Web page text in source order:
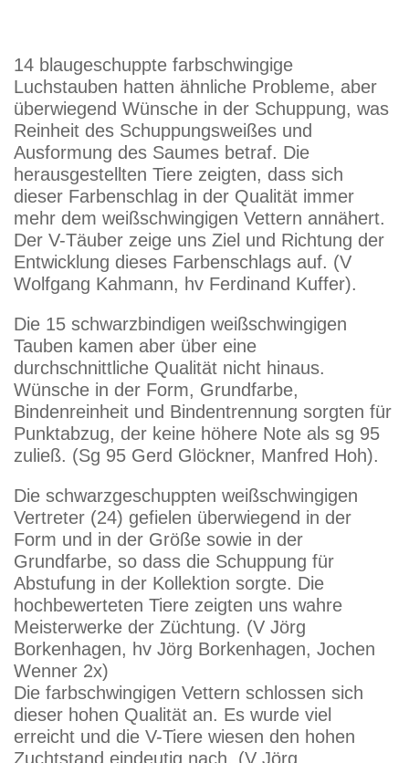
14 blaugeschuppte farbschwingige
Luchstauben hatten ähnliche Probleme, aber
überwiegend Wünsche in der Schuppung, was
Reinheit des Schuppungsweißes und
Ausformung des Saumes betraf. Die
herausgestellten Tiere zeigten, dass sich
dieser Farbenschlag in der Qualität immer
mehr dem weißschwingigen Vettern annähert.
Der V-Täuber zeige uns Ziel und Richtung der
Entwicklung dieses Farbenschlags auf. (V
Wolfgang Kahmann, hv Ferdinand Kuffer).
Die 15 schwarzbindigen weißschwingigen
Tauben kamen aber über eine
durchschnittliche Qualität nicht hinaus.
Wünsche in der Form, Grundfarbe,
Bindenreinheit und Bindentrennung sorgten für
Punktabzug, der keine höhere Note als sg 95
zuließ. (Sg 95 Gerd Glöckner, Manfred Hoh).
Die schwarzgeschuppten weißschwingigen
Vertreter (24) gefielen überwiegend in der
Form und in der Größe sowie in der
Grundfarbe, so dass die Schuppung für
Abstufung in der Kollektion sorgte. Die
hochbewerteten Tiere zeigten uns wahre
Meisterwerke der Züchtung. (V Jörg
Borkenhagen, hv Jörg Borkenhagen, Jochen
Wenner 2x)
Die farbschwingigen Vettern schlossen sich
dieser hohen Qualität an. Es wurde viel
erreicht und die V-Tiere wiesen den hohen
Zuchtstand eindeutig nach. (V Jörg